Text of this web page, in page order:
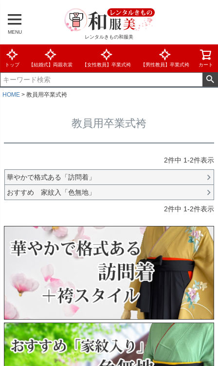
MENU
レンタルきもの和服美
トップ 【結婚式】両親衣裳 【女性教員】卒業式袴 【男性教員】卒業式袴 カート
HOME 教員用卒業式袴
教員用卒業式袴
2件中 1-2件表示
華やかで格式ある「訪問着」
おすすめ 家紋入「色無地」
2件中 1-2件表示